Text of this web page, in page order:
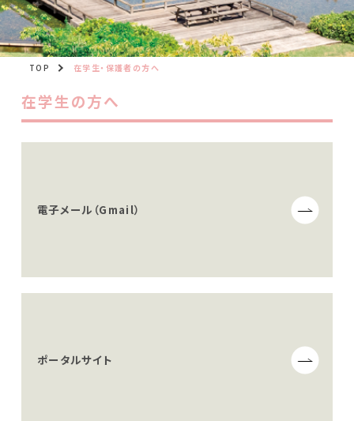
TOP 在学生・保護者の方へ
在学生の方へ
電子メール（Gmail）
ポータルサイト